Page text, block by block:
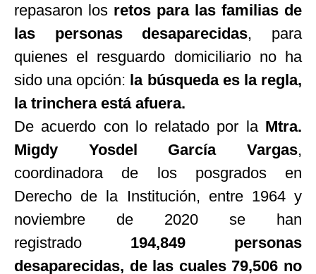
repasaron los retos para las familias de
las personas desaparecidas, para
quienes el resguardo domiciliario no ha
sido una opción: la búsqueda es la regla,
la trinchera está afuera.
De acuerdo con lo relatado por la Mtra.
Migdy Yosdel García Vargas,
coordinadora de los posgrados en
Derecho de la Institución, entre 1964 y
noviembre de 2020 se han
registrado 194,849 personas
desaparecidas, de las cuales 79,506 no